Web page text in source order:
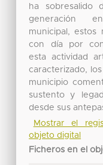
ha sobresalido
generación
municipal, estos
con día por
esta actividad
caracterizado,
municipio
sustento y
desde sus
Mostrar el
objeto digital
Ficheros en el